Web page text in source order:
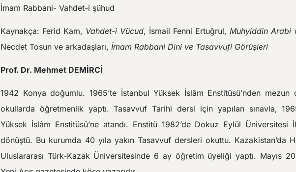
İmam Rabbani- Vahdet-i şühud
Kaynakça: Ferid Kam, Vahdet-i Vücud, İsmail Fenni Ertuğrul, Muhyiddin Arabi
Necdet Tosun ve arkadaşları, İmam Rabbani Dini ve Tasavvufi Görüşleri
Prof. Dr. Mehmet DEMİRCİ
1942 Konya doğumlu. 1965’te İstanbul Yüksek İslâm Enstitüsü’nden
okullarda öğretmenlik yaptı. Tasavvuf Tarihi dersi için yapılan sınavla,
Yüksek İslâm Enstitüsü’ne atandı. Enstitü 1982’de Dokuz Eylül Üniversitesi
dönüştü. Bu kurumda 40 yıla yakın Tasavvuf dersleri okuttu. Kazakistan’da
Uluslararası Türk-Kazak Üniversitesinde 6 ay öğretim üyeliği yaptı. Mayıs